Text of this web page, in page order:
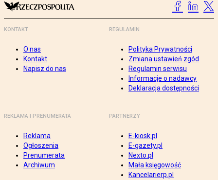
KONTAKT
O nas
Kontakt
Napisz do nas
REGULAMIN
Polityka Prywatności
Zmiana ustawień zgód
Regulamin serwisu
Informacje o nadawcy
Deklaracja dostępności
REKLAMA I PRENUMERATA
Reklama
Ogłoszenia
Prenumerata
Archiwum
PARTNERZY
E-kiosk.pl
E-gazety.pl
Nexto.pl
Mała księgowość
Kancelarierp.pl